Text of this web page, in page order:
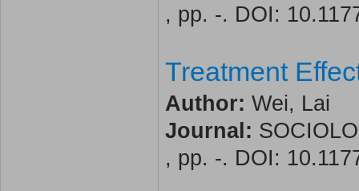
, pp. -. DOI:
Treatment
Author: Wei, Lai
Journal:
, pp. -. DOI: